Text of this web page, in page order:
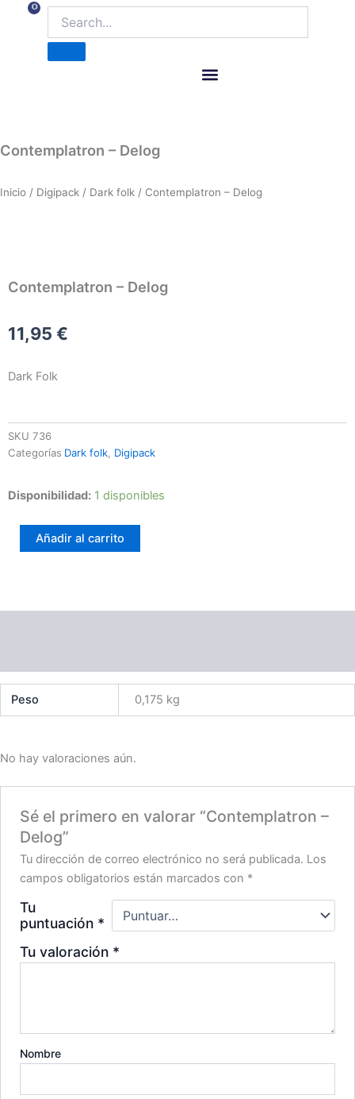
contenido
0
Carrito
Contemplatron – Delog
Inicio / Digipack / Dark folk / Contemplatron – Delog
Contemplatron – Delog
11,95 €
Dark Folk
SKU 736
Categorías Dark folk, Digipack
Disponibilidad: 1 disponibles
Contemplatron
Delog
cantidadAñadir al carrito
Peso 0,175 kg
No hay valoraciones aún.
Sé el primero en valorar “Contemplatron –
Delog”
Tu dirección de correo electrónico no será publicada. Los
campos obligatorios están marcados con *
Tu
puntuación *
Tu valoración *
Nombre